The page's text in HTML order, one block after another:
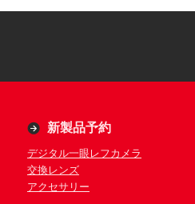
新製品予約
デジタル一眼レフカメラ
交換レンズ
アクセサリー